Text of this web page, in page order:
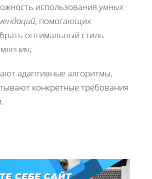
использования умных
, помогающих
оптимальный стиль
адаптивные алгоритмы,
конкретные требования